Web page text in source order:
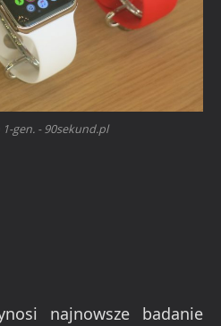
gen. - 90sekund.pl
najnowsze badanie